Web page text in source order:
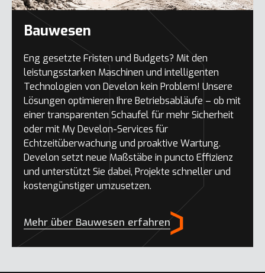
Bauwesen
Eng gesetzte Fristen und Budgets? Mit den
leistungsstarken Maschinen und intelligenten
Technologien von Develon kein Problem! Unsere
Lösungen optimieren Ihre Betriebsabläufe – ob mit
einer transparenten Schaufel für mehr Sicherheit
oder mit My Develon-Services für
Echtzeitüberwachung und proaktive Wartung.
Develon setzt neue Maßstäbe in puncto Effizienz
und unterstützt Sie dabei, Projekte schneller und
kostengünstiger umzusetzen.
Mehr über Bauwesen erfahren